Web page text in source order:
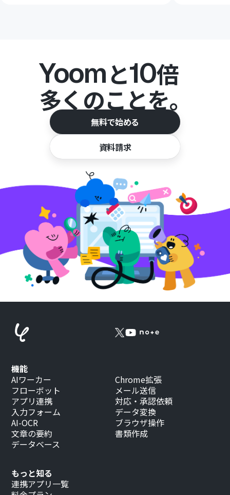
Yoomと10倍
多くのことを。
無料で始める
資料請求
もっと知る
連携アプリ一覧
機能
AIワーカー
フローボット
アプリ連携
入力フォーム
AI-OCR
文章の要約
データベース
Chrome拡張
メール送信
対応・承認依頼
データ変換
ブラウザ操作
書類作成